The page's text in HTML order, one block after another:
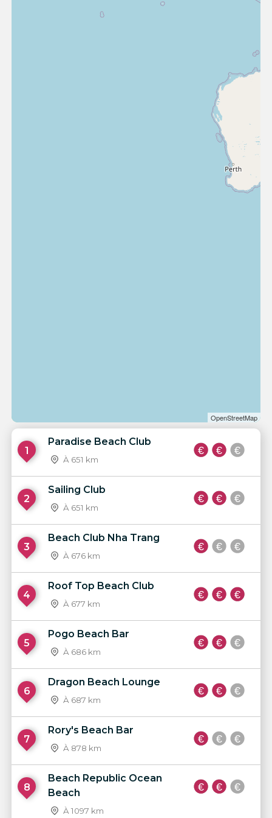
OpenStreetMap
1
Paradise Beach Club
À 651 km
2
Sailing Club
À 651 km
3
Beach Club Nha Trang
À 676 km
4
Roof Top Beach Club
À 677 km
5
Pogo Beach Bar
À 686 km
6
Dragon Beach Lounge
À 687 km
7
Rory's Beach Bar
À 878 km
8
Beach Republic Ocean
Beach
À 1097 km